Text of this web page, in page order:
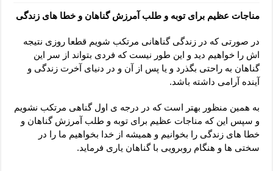
نماز حاجت برای کار گشایی- دعای رفع مشکلات و طلب حاجت
لا حول ولا قوة الا بالله برای چشم زخم – دعای چشم زخم ماشاالله
دعای قوی رفع ترس – دعای مجرب برای آرامش قلب و رفع اضطراب
دعا برای پولدار شدن در یک روز – دعای ثروت حضرت سلیمان
مناجات عظیم برای توبه و طلب آمرزش گناهان و خطا های زندگی
در صورتی که در زندگی گناهانی مرتکب شویم قطعا روزی نتیجه
اش را خواهیم دید و این طور نیست که فردی بتواند از سر این
گناهان به راحتی بگذرد و یا پس از آن و در دنیای آخرت زندگی و
آینده آرامی داشته باشد.
به همین منظور بهتر است که در درجه ی اول گناهی مرتکب نشویم
و سپس این که مناجات عظیم برای توبه و طلب آمرزش گناهان و
خطا های زندگی را بخوانیم و همیشه از خدا بخواهیم ما را در
سختی ها و هنگام روبرویی با گناهان یاری فرماید.